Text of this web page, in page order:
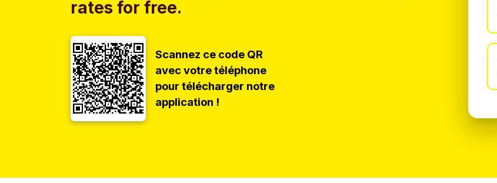
rates for free.
Scannez ce code QR
avec votre téléphone
pour télécharger notre
application !